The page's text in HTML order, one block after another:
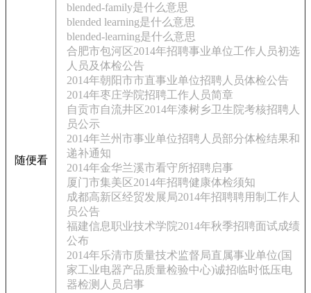
随便看
blended-family是什么意思
blended learning是什么意思
blended-learning是什么意思
合肥市包河区2014年招聘事业单位工作人员初选
人员及体检公告
2014年朝阳市市直事业单位招聘人员体检公告
2014年枣庄学院招聘工作人员简章
自贡市自流井区2014年漆树乡卫生院考核招聘人
员公示
2014年兰州市事业单位招聘人员部分体检结果和
递补通知
2014年金华兰溪市看守所招聘启事
厦门市集美区2014年招聘健康体检须知
成都高新区经贸发展局2014年招聘聘用制工作人
员公告
福建信息职业技术学院2014年秋季招聘面试成绩
公布
2014年乐清市质量技术监督局直属事业单位(国
家工业电器产品质量检验中心)诚招临时低压电
器检测人员启事